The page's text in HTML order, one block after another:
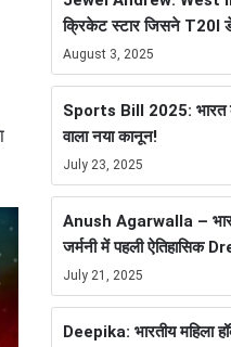
क्रिकेट स्टार जिसने T20I
August 3, 2025
Sports Bill 2025: भारत
वाला नया कानून!
July 23, 2025
Anush Agarwalla –
जर्मनी में पहली ऐतिहासिक
July 21, 2025
Deepika: भारतीय महिला